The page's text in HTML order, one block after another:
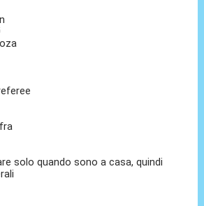
solo quando sono a casa, quindi